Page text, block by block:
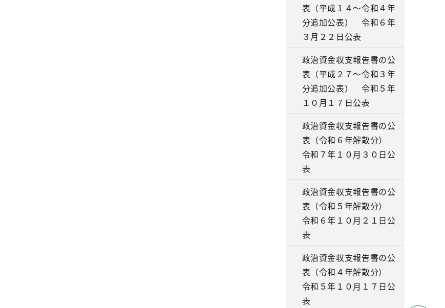
表（平成１４～令和４年
分追加公表） 令和６年
３月２２日公表
政治資金収支報告書の公
表（平成２７～令和３年
分追加公表） 令和５年
１０月１７日公表
政治資金収支報告書の公
表（令和６年解散分）
令和７年１０月３０日公
表
政治資金収支報告書の公
表（令和５年解散分）
令和６年１０月２１日公
表
政治資金収支報告書の公
表（令和４年解散分）
令和５年１０月１７日公
表